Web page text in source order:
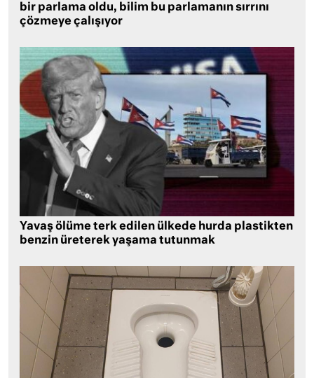
bir parlama oldu, bilim bu parlamanın sırrını
çözmeye çalışıyor
Yavaş ölüme terk edilen ülkede hurda plastikten
benzin üreterek yaşama tutunmak